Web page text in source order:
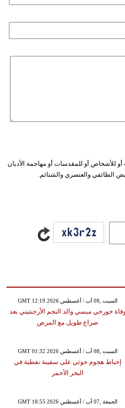
فيديو
أو للأشخاص أو للمقدسات أو مهاجمة الأديان
الطائفي والعنصري والشتائم.
GMT 12:19 2026 السبت ,08 آب / أغسطس
خورخي ميسي والد النجم الأرجنتيني بعد
صراع طويل مع المرض
GMT 01:32 2026 السبت ,08 آب / أغسطس
إحباط هجوم حوثي على سفينة نفطية في
البحر الأحمر
GMT 18:55 2026 الجمعة ,07 آب / أغسطس